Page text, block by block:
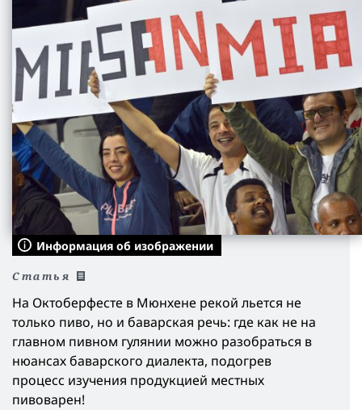
Информация об изображении
Статья
На Октоберфесте в Мюнхене рекой льется не
только пиво, но и баварская речь: где как не на
главном пивном гулянии можно разобраться в
нюансах баварского диалекта, подогрев
процесс изучения продукцией местных
пивоварен!